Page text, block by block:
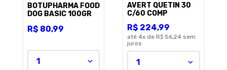
BOTUPHARMA FOOD
DOG BASIC 100GR
R$ 80,99
1
AVERT QUETIN 30
C/60 COMP
R$ 224,99
até 4x de R$ 56,24 sem
juros
1